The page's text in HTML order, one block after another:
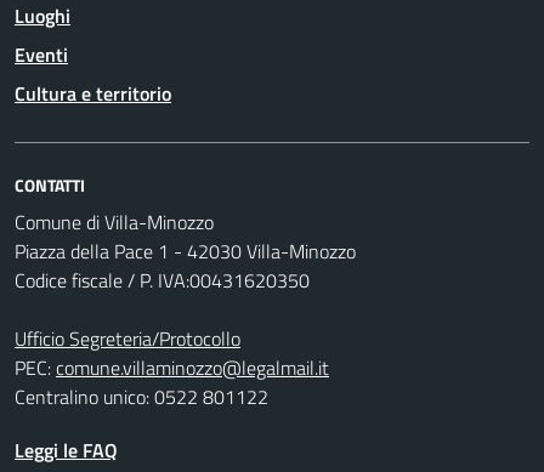
Luoghi
Eventi
Cultura e territorio
CONTATTI
Comune di Villa-Minozzo
Piazza della Pace 1 - 42030 Villa-Minozzo
Codice fiscale / P. IVA:00431620350
Ufficio Segreteria/Protocollo
PEC:comune.villaminozzo@legalmail.it
Centralino unico: 0522 801122
Leggi le FAQ